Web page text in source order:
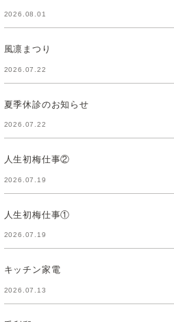
2026.08.01
風凛まつり
2026.07.22
夏季休診のお知らせ
2026.07.22
人生初梅仕事②
2026.07.19
人生初梅仕事①
2026.07.19
キッチン家電
2026.07.13